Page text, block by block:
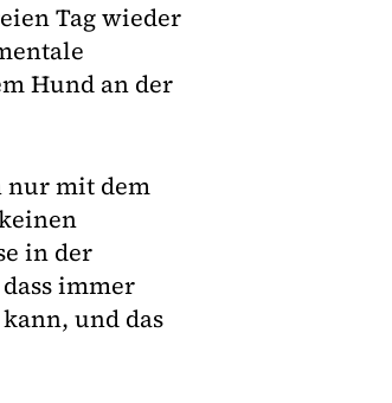
Tag wieder
Hund an der
nur mit dem
in der
immer
und das